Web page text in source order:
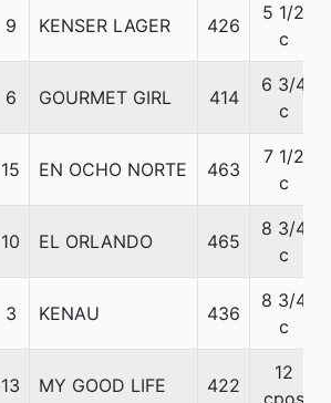
9 KENSER LAGER 426
5 1/2
c
6 GOURMET GIRL 414
6 3/4
c
15 EN OCHO NORTE 463
7 1/2
c
10 EL ORLANDO 465
8 3/4
c
3 KENAU 436
8 3/4
c
13 MY GOOD LIFE 422
12
cpos